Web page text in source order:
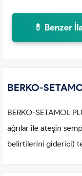
💊 Benzer
BERKO-
BERKO-SETAMOL
ağrılar ile ateşin
belirtilerini giderici)